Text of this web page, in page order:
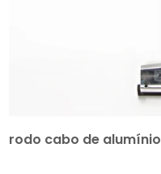
rodo cabo de alumínio